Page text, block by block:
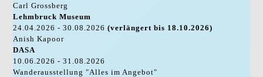
Carl Grossberg
Lehmbruck Museum
24.04.2026 - 30.08.2026(verlängert bis 18.10.2026)
Anish Kapoor
DASA
10.06.2026 - 31.08.2026
Wanderausstellung "Alles im Angebot"